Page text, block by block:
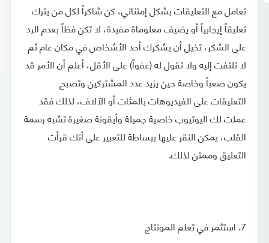
تعامل مع التعليقات بشكل إمتناني، كن شاكراً لكل من يترك
تعليقاً إيجابياً أو يضيف معلوماة مفيدة، لا تكن فظاً بعدم الرد
على الشكر، تخيل أن يشكرك أحد الأشخاص في مكان عام ثم
لا تلتفت إليه ولا تقول له (عفواً) على الأقل، أعلم أن الأمر قد
يكون صعباً وخاصة حين يزيد عدد المشتركين وتصبح
التعليقات على الفيديوهات بالمئات أو الآلاف، لذلك فقد
عملت لك اليوتيوب خاصية جميلة وأيقونة صغيرة تشبه رسمة
القلب، يمكن النقر عليها ببساطة للتعبير على أنك قرأت
التعليق وممتن لذلك.
7. استثمر في تعلم المونتاج